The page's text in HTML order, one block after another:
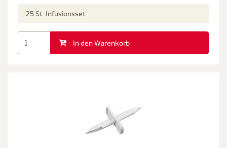
25 St Infusionsset
In den Warenkorb